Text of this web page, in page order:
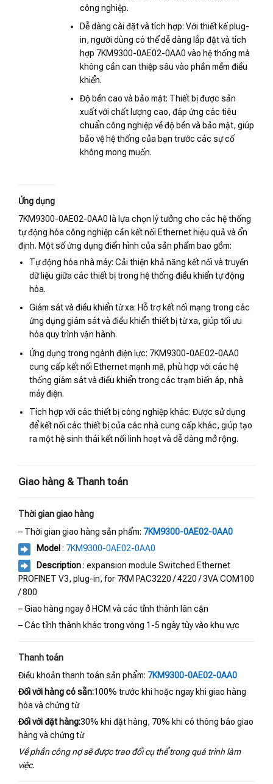
công nghiệp.
Dễ dàng cài đặt và tích hợp: Với thiết kế plug-
in, người dùng có thể dễ dàng lắp đặt và tích
hợp 7KM9300-0AE02-0AA0 vào hệ thống mà
không cần can thiệp sâu vào phần mềm điều
khiển.
Độ bền cao và bảo mật: Thiết bị được sản
xuất với chất lượng cao, đáp ứng các tiêu
chuẩn công nghiệp về độ bền và bảo mật, giúp
bảo vệ hệ thống của bạn trước các sự cố
không mong muốn.
Ứng dụng
7KM9300-0AE02-0AA0 là lựa chọn lý tưởng cho các hệ thống
tự động hóa công nghiệp cần kết nối Ethernet hiệu quả và ổn
định. Một số ứng dụng điển hình của sản phẩm bao gồm:
Tự động hóa nhà máy: Cải thiện khả năng kết nối và truyền
dữ liệu giữa các thiết bị trong hệ thống điều khiển tự động
hóa.
Giám sát và điều khiển từ xa: Hỗ trợ kết nối mạng trong các
ứng dụng giám sát và điều khiển thiết bị từ xa, giúp tối ưu
hóa quy trình vận hành.
Ứng dụng trong ngành điện lực: 7KM9300-0AE02-0AA0
cung cấp kết nối Ethernet mạnh mẽ, phù hợp với các hệ
thống giám sát và điều khiển trong các trạm biến áp, nhà
máy điện.
Tích hợp với các thiết bị công nghiệp khác: Được sử dụng
để kết nối các thiết bị của các nhà cung cấp khác, giúp tạo
ra một hệ sinh thái kết nối linh hoạt và dễ dàng mở rộng.
Giao hàng & Thanh toán
Thời gian giao hàng
– Thời gian giao hàng sản phẩm: 7KM9300-0AE02-0AA0
Model : 7KM9300-0AE02-0AA0
Description: expansion module Switched Ethernet
PROFINET V3, plug-in, for 7KM PAC3220 / 4220 / 3VA COM100
/ 800
– Giao hàng ngay ở HCM và các tỉnh thành lân cận
– Các tỉnh thành khác trong vòng 1-5 ngày tùy vào khu vực
Thanh toán
Điều khoản thanh toán sản phẩm: 7KM9300-0AE02-0AA0
Đối với hàng có sẵn:100% trước khi hoặc ngay khi giao hàng
hóa và chứng từ
Đối với đặt hàng:30% khi đặt hàng, 70% khi có thông báo giao
hàng và chứng từ
Về phần công nợ sẽ được trao đổi cụ thể trong quá trình làm
việc.